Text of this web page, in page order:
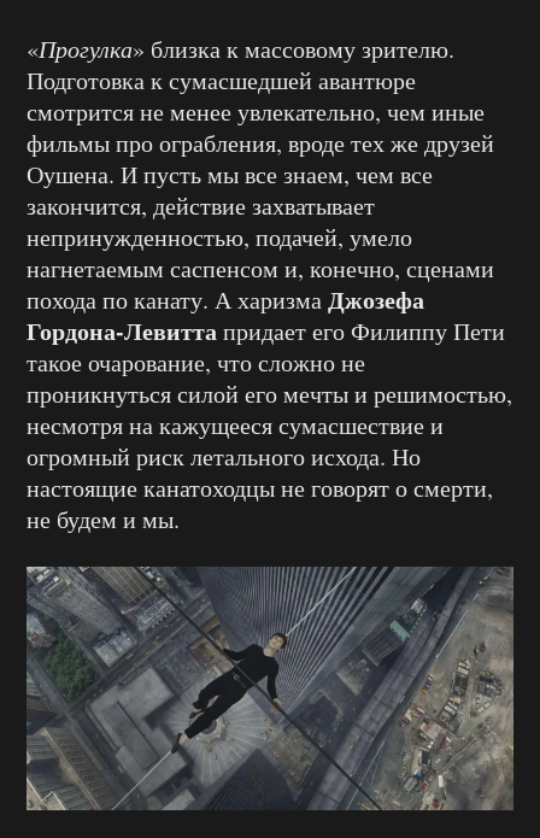
«Прогулка» близка к массовому зрителю.
Подготовка к сумасшедшей авантюре
смотрится не менее увлекательно, чем иные
фильмы про ограбления, вроде тех же друзей
Оушена. И пусть мы все знаем, чем все
закончится, действие захватывает
непринужденностью, подачей, умело
нагнетаемым саспенсом и, конечно, сценами
похода по канату. А харизмаДжозефа
Гордона-Левиттапридает его Филиппу Пети
такое очарование, что сложно не
проникнуться силой его мечты и решимостью,
несмотря на кажущееся сумасшествие и
огромный риск летального исхода. Но
настоящие канатоходцы не говорят о смерти,
не будем и мы.